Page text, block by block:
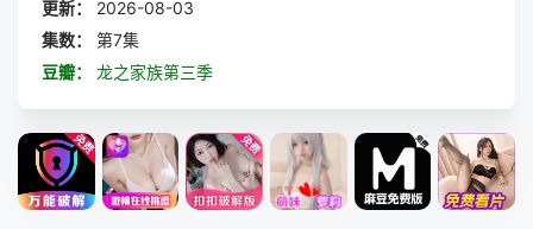
更新：
2026-08-03
集数：
第7集
豆瓣：
龙之家族第三季